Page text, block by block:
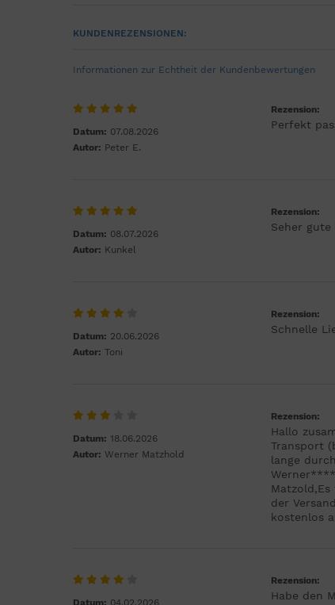
KUNDENREZENSIONEN:
Informationen zur Echtheit der Kundenbewertungen
Datum: 07.08.2026
Autor: Peter E.
Rezension:
Perfekt
Datum: 08.07.2026
Autor: Kunkel
Rezension:
Seher
Datum: 20.06.2026
Autor: Toni
Rezension:
Schnelle
Datum: 18.06.2026
Autor: Werner Matzhold
Rezension:
Hallo
Transport
lange
der
kostenlos
Datum: 04.02.2026
Rezension:
Habe den